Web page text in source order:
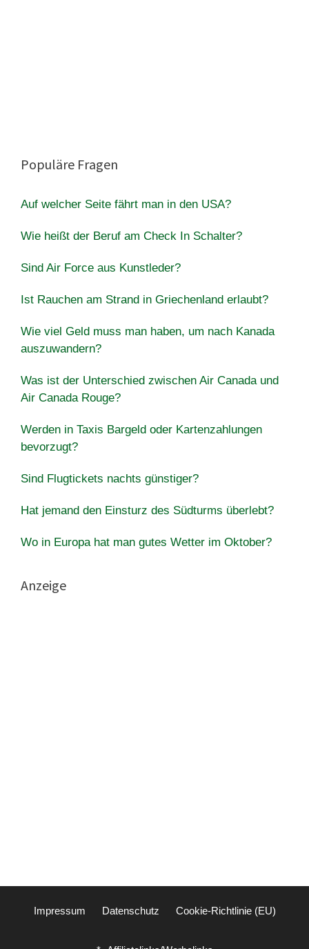
Populäre Fragen
Auf welcher Seite fährt man in den USA?
Wie heißt der Beruf am Check In Schalter?
Sind Air Force aus Kunstleder?
Ist Rauchen am Strand in Griechenland erlaubt?
Wie viel Geld muss man haben, um nach Kanada
auszuwandern?
Was ist der Unterschied zwischen Air Canada und
Air Canada Rouge?
Werden in Taxis Bargeld oder Kartenzahlungen
bevorzugt?
Sind Flugtickets nachts günstiger?
Hat jemand den Einsturz des Südturms überlebt?
Wo in Europa hat man gutes Wetter im Oktober?
Anzeige
Impressum Datenschutz Cookie-Richtlinie (EU)